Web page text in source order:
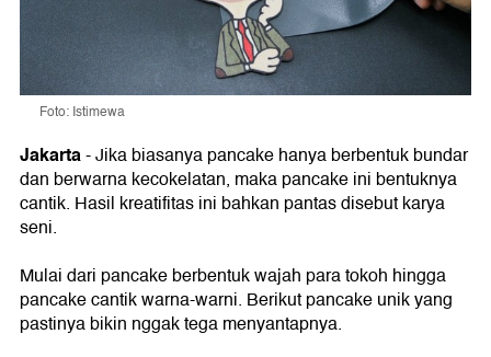
Foto: Istimewa
Jakarta- Jika biasanya pancake hanya berbentuk bundar
dan berwarna kecokelatan, maka pancake ini bentuknya
cantik. Hasil kreatifitas ini bahkan pantas disebut karya
seni.
Mulai dari pancake berbentuk wajah para tokoh hingga
pancake cantik warna-warni. Berikut pancake unik yang
pastinya bikin nggak tega menyantapnya.